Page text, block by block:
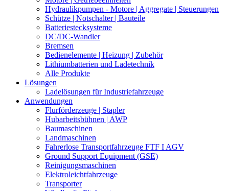
Hydraulikpumpen - Motore | Aggregate | Steuerungen
Schütze | Notschalter | Bauteile
Batteriestecksysteme
DC/DC-Wandler
Bremsen
Bedienelemente | Heizung | Zubehör
Lithiumbatterien und Ladetechnik
Alle Produkte
Lösungen
Ladelösungen für Industriefahrzeuge
Anwendungen
Flurförderzeuge | Stapler
Hubarbeitsbühnen | AWP
Baumaschinen
Landmaschinen
Fahrerlose Transportfahrzeuge FTF I AGV
Ground Support Equipment (GSE)
Reinigungsmaschinen
Elektroleichtfahrzeuge
Transporter